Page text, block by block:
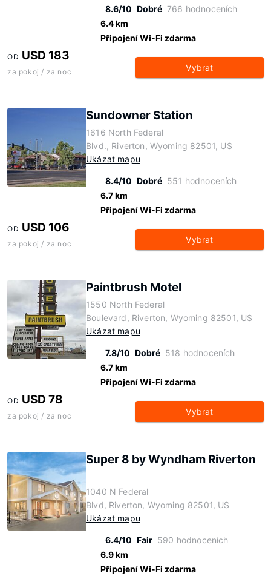
8.6/10 Dobré 766 hodnoceních
6.4 km
Připojení Wi-Fi zdarma
OD USD 183
za pokoj / za noc Vybrat
Sundowner Station
1616 North Federal
Blvd., Riverton, Wyoming 82501, US
Ukázat mapu
8.4/10 Dobré 551 hodnoceních
6.7 km
Připojení Wi-Fi zdarma
OD USD 106
za pokoj / za noc Vybrat
Paintbrush Motel
1550 North Federal
Boulevard, Riverton, Wyoming 82501, US
Ukázat mapu
7.8/10 Dobré 518 hodnoceních
6.7 km
Připojení Wi-Fi zdarma
OD USD 78
za pokoj / za noc Vybrat
Super 8 by Wyndham Riverton
1040 N Federal
Blvd, Riverton, Wyoming 82501, US
Ukázat mapu
6.4/10 Fair 590 hodnoceních
6.9 km
Připojení Wi-Fi zdarma